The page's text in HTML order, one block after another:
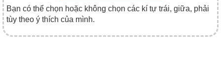
Bạn có thể chọn hoặc không chọn các kí tự trái, giữa, phải
tùy theo ý thích của mình.